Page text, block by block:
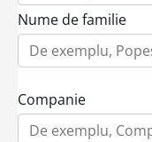
Nume de familie
Companie